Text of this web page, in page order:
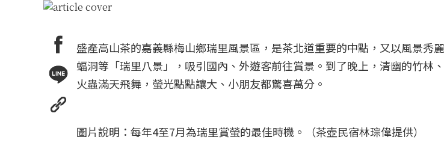
盛產高山茶的嘉義縣梅山鄉瑞里風景區，是茶北道重要的中點，又以風景秀
蝠洞等「瑞里八景」，吸引國內、外遊客前往賞景。到了晚上，清幽的竹林
火蟲滿天飛舞，螢光點點讓大、小朋友都驚喜萬分。
圖片說明：每年4至7月為瑞里賞螢的最佳時機。（茶壺民宿林琮偉提供）